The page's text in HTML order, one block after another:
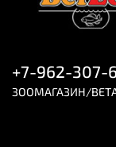
+7-962-307-
ЗООМАГАЗИН/